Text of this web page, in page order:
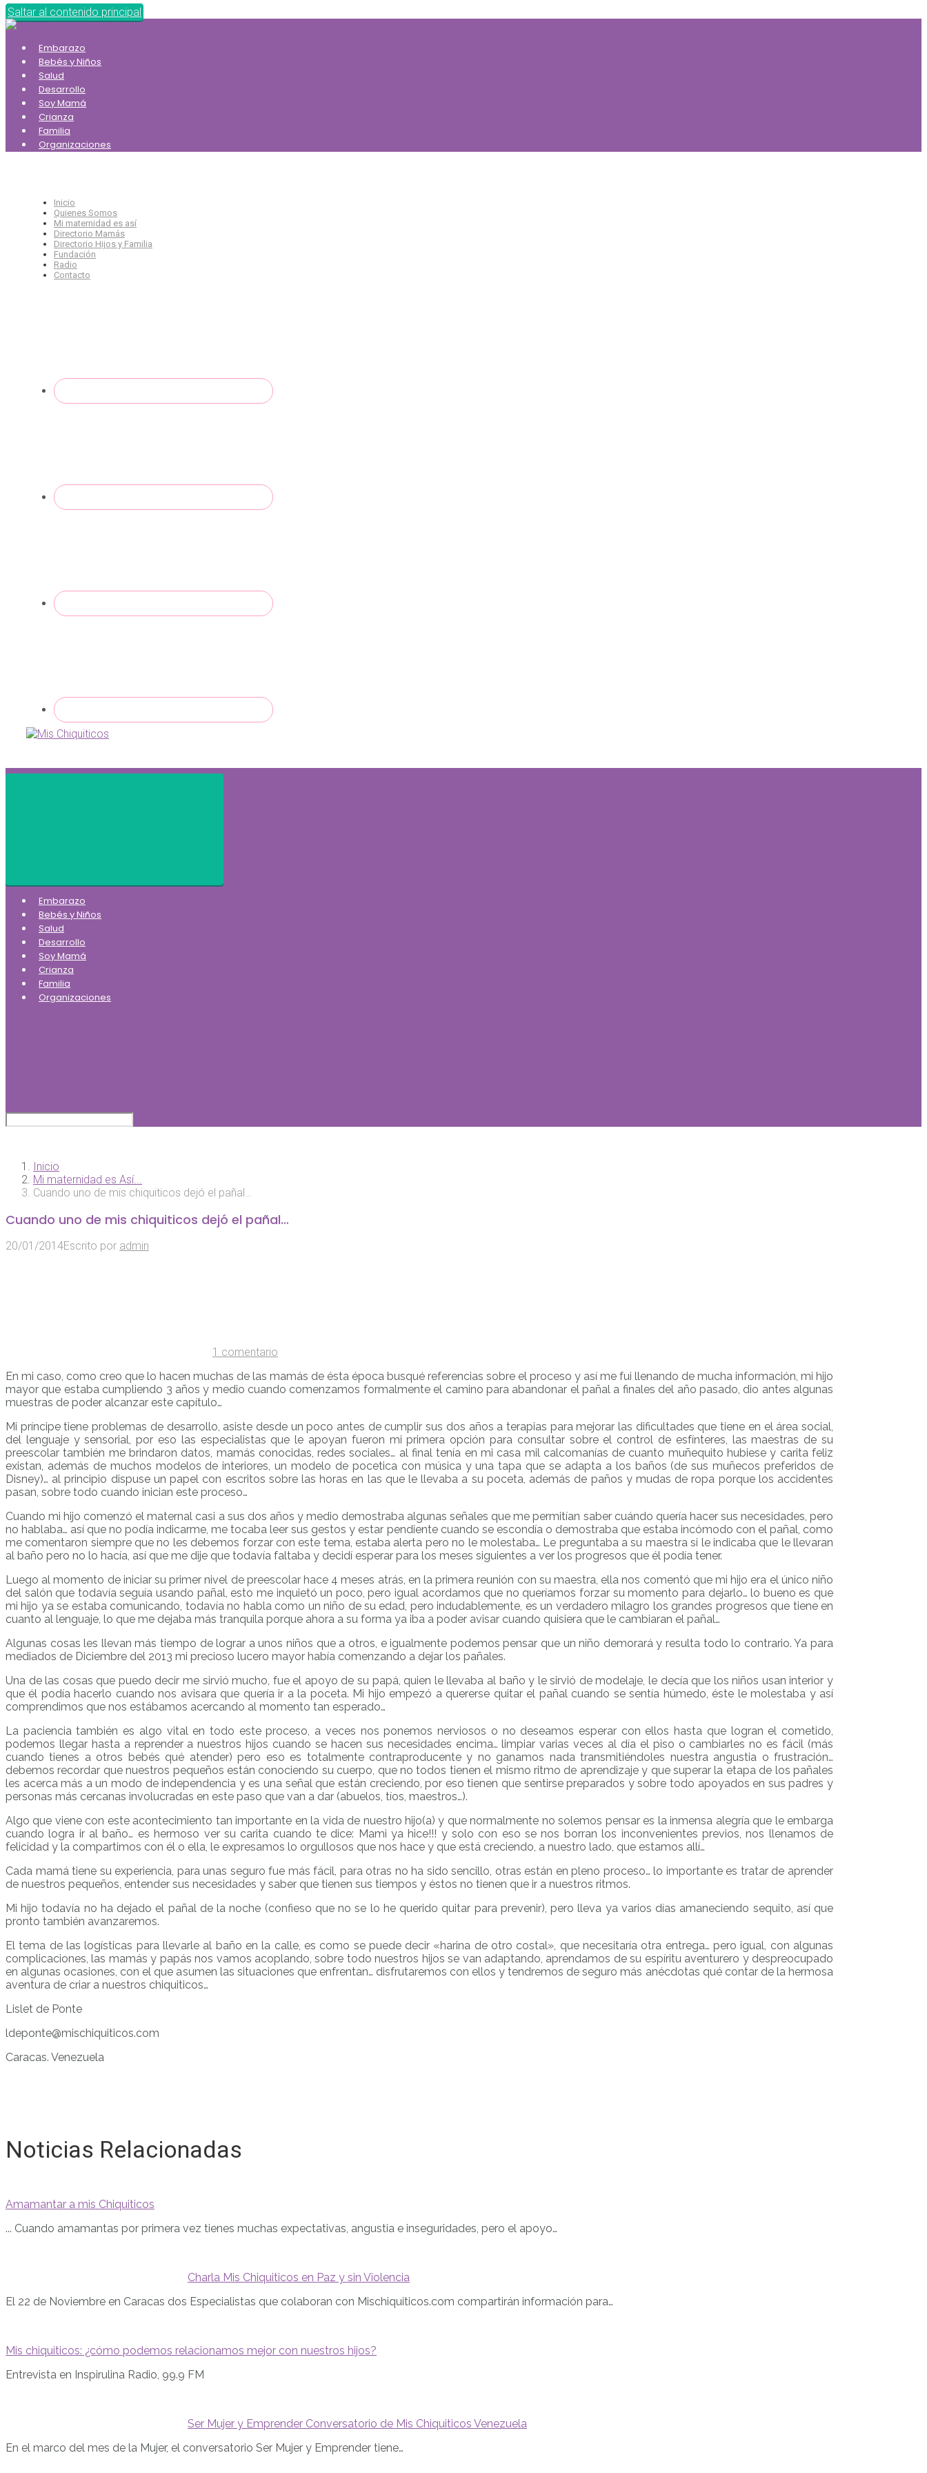
Saltar al contenido principal
Embarazo
Bebés y Niños
Salud
Desarrollo
Soy Mamá
Crianza
Familia
Organizaciones
Inicio
Quienes Somos
Mi maternidad es así
Directorio Mamás
Directorio Hijos y Familia
Fundación
Radio
Contacto
Embarazo
Bebés y Niños
Salud
Desarrollo
Soy Mamá
Crianza
Familia
Organizaciones
Inicio
Mi maternidad es Así...
Cuando uno de mis chiquiticos dejó el pañal…
Cuando uno de mis chiquiticos dejó el pañal…
20/01/2014Escrito por admin
1 comentario
En mi caso, como creo que lo hacen muchas de las mamás de ésta época busqué referencias sobre el proceso y así me fui llenando de mucha información, mi hijo
mayor que estaba cumpliendo 3 años y medio cuando comenzamos formalmente el camino para abandonar el pañal a finales del año pasado, dio antes algunas
muestras de poder alcanzar este capítulo…
Mi príncipe tiene problemas de desarrollo, asiste desde un poco antes de cumplir sus dos años a terapias para mejorar las dificultades que tiene en el área social,
del lenguaje y sensorial, por eso las especialistas que le apoyan fueron mi primera opción para consultar sobre el control de esfínteres, las maestras de su
preescolar también me brindaron datos, mamás conocidas, redes sociales… al final tenía en mi casa mil calcomanías de cuanto muñequito hubiese y carita feliz
existan, además de muchos modelos de interiores, un modelo de pocetica con música y una tapa que se adapta a los baños (de sus muñecos preferidos de
Disney)… al principio dispuse un papel con escritos sobre las horas en las que le llevaba a su poceta, además de paños y mudas de ropa porque los accidentes
pasan, sobre todo cuando inician este proceso…
Cuando mi hijo comenzó el maternal casi a sus dos años y medio demostraba algunas señales que me permitían saber cuándo quería hacer sus necesidades, pero
no hablaba… así que no podía indicarme, me tocaba leer sus gestos y estar pendiente cuando se escondía o demostraba que estaba incómodo con el pañal, como
me comentaron siempre que no les debemos forzar con este tema, estaba alerta pero no le molestaba… Le preguntaba a su maestra si le indicaba que le llevaran
al baño pero no lo hacía, así que me dije que todavía faltaba y decidí esperar para los meses siguientes a ver los progresos que él podía tener.
Luego al momento de iniciar su primer nivel de preescolar hace 4 meses atrás, en la primera reunión con su maestra, ella nos comentó que mi hijo era el único niño
del salón que todavía seguía usando pañal, esto me inquietó un poco, pero igual acordamos que no queríamos forzar su momento para dejarlo… lo bueno es que
mi hijo ya se estaba comunicando, todavía no habla como un niño de su edad, pero indudablemente, es un verdadero milagro los grandes progresos que tiene en
cuanto al lenguaje, lo que me dejaba más tranquila porque ahora a su forma ya iba a poder avisar cuando quisiera que le cambiaran el pañal…
Algunas cosas les llevan más tiempo de lograr a unos niños que a otros, e igualmente podemos pensar que un niño demorará y resulta todo lo contrario. Ya para
mediados de Diciembre del 2013 mi precioso lucero mayor había comenzando a dejar los pañales.
Una de las cosas que puedo decir me sirvió mucho, fue el apoyo de su papá, quien le llevaba al baño y le sirvió de modelaje, le decía que los niños usan interior y
que él podía hacerlo cuando nos avisara que quería ir a la poceta. Mi hijo empezó a quererse quitar el pañal cuando se sentía húmedo, éste le molestaba y así
comprendimos que nos estábamos acercando al momento tan esperado…
La paciencia también es algo vital en todo este proceso, a veces nos ponemos nerviosos o no deseamos esperar con ellos hasta que logran el cometido,
podemos llegar hasta a reprender a nuestros hijos cuando se hacen sus necesidades encima… limpiar varias veces al día el piso o cambiarles no es fácil (más
cuando tienes a otros bebés qué atender) pero eso es totalmente contraproducente y no ganamos nada transmitiéndoles nuestra angustia o frustración…
debemos recordar que nuestros pequeños están conociendo su cuerpo, que no todos tienen el mismo ritmo de aprendizaje y que superar la etapa de los pañales
les acerca más a un modo de independencia y es una señal que están creciendo, por eso tienen que sentirse preparados y sobre todo apoyados en sus padres y
personas más cercanas involucradas en este paso que van a dar (abuelos, tíos, maestros…).
Algo que viene con este acontecimiento tan importante en la vida de nuestro hijo(a) y que normalmente no solemos pensar es la inmensa alegría que le embarga
cuando logra ir al baño… es hermoso ver su carita cuando te dice: Mami ya hice!!! y solo con eso se nos borran los inconvenientes previos, nos llenamos de
felicidad y la compartimos con él o ella, le expresamos lo orgullosos que nos hace y que está creciendo, a nuestro lado, que estamos allí…
Cada mamá tiene su experiencia, para unas seguro fue más fácil, para otras no ha sido sencillo, otras están en pleno proceso… lo importante es tratar de aprender
de nuestros pequeños, entender sus necesidades y saber que tienen sus tiempos y éstos no tienen que ir a nuestros ritmos.
Mi hijo todavía no ha dejado el pañal de la noche (confieso que no se lo he querido quitar para prevenir), pero lleva ya varios días amaneciendo sequito, así que
pronto también avanzaremos.
El tema de las logísticas para llevarle al baño en la calle, es como se puede decir «harina de otro costal», que necesitaría otra entrega… pero igual, con algunas
complicaciones, las mamás y papás nos vamos acoplando, sobre todo nuestros hijos se van adaptando, aprendamos de su espíritu aventurero y despreocupado
en algunas ocasiones, con el que asumen las situaciones que enfrentan… disfrutaremos con ellos y tendremos de seguro más anécdotas qué contar de la hermosa
aventura de criar a nuestros chiquiticos…
Lislet de Ponte
ldeponte@mischiquiticos.com
Caracas. Venezuela
Noticias Relacionadas
Amamantar a mis Chiquiticos
... Cuando amamantas por primera vez tienes muchas expectativas, angustia e inseguridades, pero el apoyo…
Charla Mis Chiquiticos en Paz y sin Violencia
El 22 de Noviembre en Caracas dos Especialistas que colaboran con Mischiquiticos.com compartirán información para…
Mis chiquiticos: ¿cómo podemos relacionamos mejor con nuestros hijos?
Entrevista en Inspirulina Radio, 99.9 FM
Ser Mujer y Emprender Conversatorio de Mis Chiquiticos Venezuela
En el marco del mes de la Mujer, el conversatorio Ser Mujer y Emprender tiene…